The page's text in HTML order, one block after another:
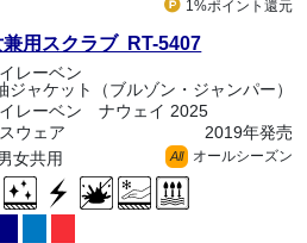
1%ポイント 還元
兼用スクラブ RT-5407
レーベン
ジャケット（ブルゾン・ジャンパー）
レーベン ナウェイ 2025
ウェア
2019年発売
女共用
All オールシーズン